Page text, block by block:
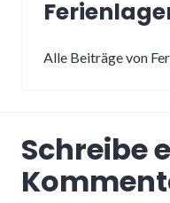
Alle Beiträge von
Schreibe